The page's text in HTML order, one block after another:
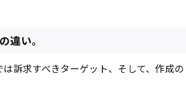
違い。
は訴求すべきターゲット、そして、作成の